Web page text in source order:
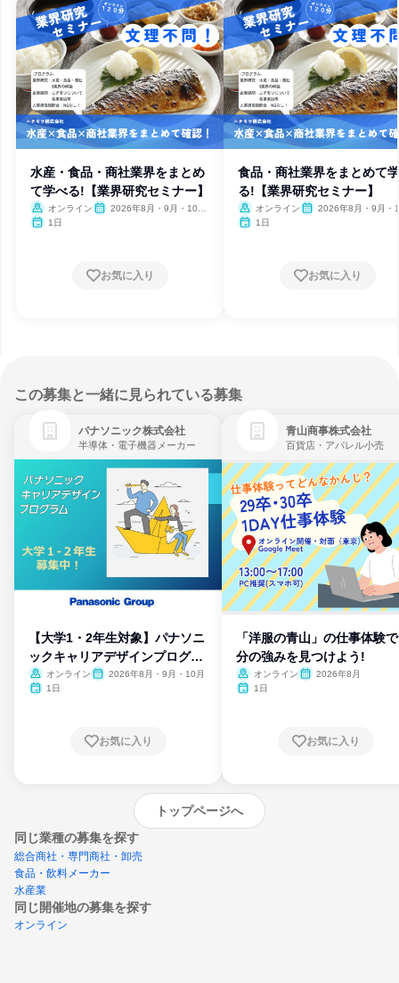
水産・食品・商社業界をまとめ
て学べる!【業界研究セミナー】
オンライン
2026年8月・9月・10
1日
お気に入り
食品・商社業界をまとめて
る!【業界研究セミナー】
オンライン
2026年8月・9月・
1日
お気に入り
この募集と一緒に見られている募集
パナソニック株式会社
半導体・電子機器メーカー
【大学1・2年生対象】パナソニ
ックキャリアデザインプログラ
ム
オンライン
2026年8月・9月・10月
1日
お気に入り
青山商事株式会社
百貨店・アパレル小売
「洋服の青山」の仕事体験
分の強みを見つけよう!
オンライン
2026年8月
1日
お気に入り
トップページへ
同じ業種の募集を探す
総合商社・専門商社・卸売
食品・飲料メーカー
水産業
同じ開催地の募集を探す
オンライン